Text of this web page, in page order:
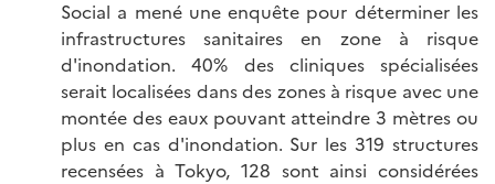
Social a mené une enquête pour déterminer les
infrastructures sanitaires en zone à risque
d'inondation. 40% des cliniques spécialisées
serait localisées dans des zones à risque avec une
montée des eaux pouvant atteindre 3 mètres ou
plus en cas d'inondation. Sur les 319 structures
recensées à Tokyo, 128 sont ainsi considérées